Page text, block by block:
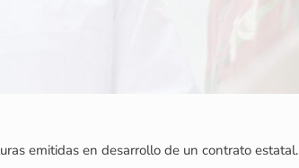
emitidas en desarrollo de un contrato estatal.